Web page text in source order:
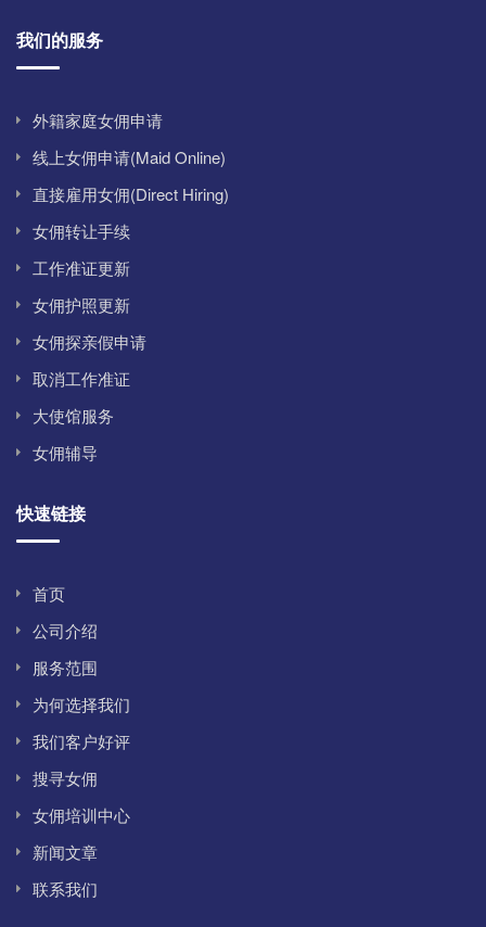
我们的服务
外籍家庭女佣申请
线上女佣申请(Maid Online)
直接雇用女佣(Direct Hiring)
女佣转让手续
工作准证更新
女佣护照更新
女佣探亲假申请
取消工作准证
大使馆服务
女佣辅导
快速链接
首页
公司介绍
服务范围
为何选择我们
我们客户好评
搜寻女佣
女佣培训中心
新闻文章
联系我们